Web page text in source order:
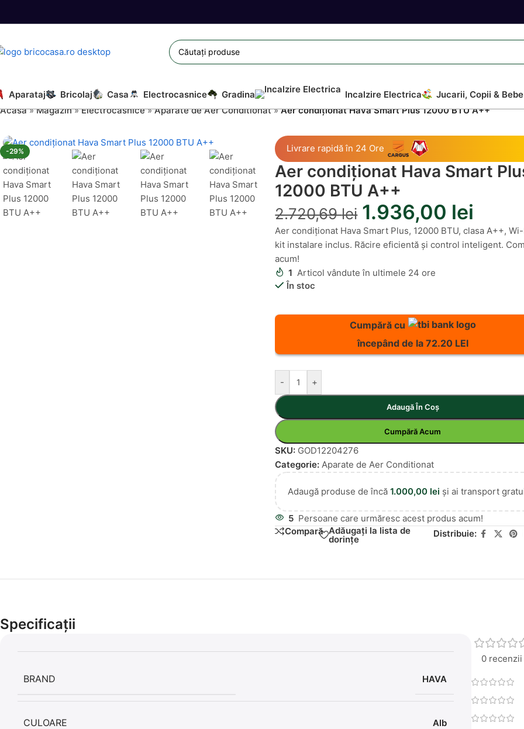
Aparataj Bricolaj Casa Electrocasnice Gradina Incalzire Electrica Jucarii, Copii & Bebe
Acasă»Magazin»Electrocasnice»Aparate de Aer Conditionat»Aer condiționat Hava Smart Plus 12000 BTU A++
-29% Livrare rapidă în 24 Ore
Aer condiționat Hava Smart
12000 BTU A++
2.720,69lei 1.936,00 lei
Aer condiționat Hava Smart Plus, 12000 BTU, clasa A++,
kit instalare inclus. Răcire eficientă și control inteligent.
acum!
1 Articol vândute în ultimele 24 ore
În stoc
Cumpără cu
începând de la 72.20 LEI
- +
Adaugă În Coș
Cumpără Acum
SKU: GOD12204276
Categorie: Aparate de Aer Conditionat
Adaugă produse de încă1.000,00 lei și ai transport
5 Persoane care urmăresc acest produs acum!
Compară Adăugați la lista de
dorințe Distribuie:
Specificații
BRAND HAVA
CULOARE Alb
0 recenzii